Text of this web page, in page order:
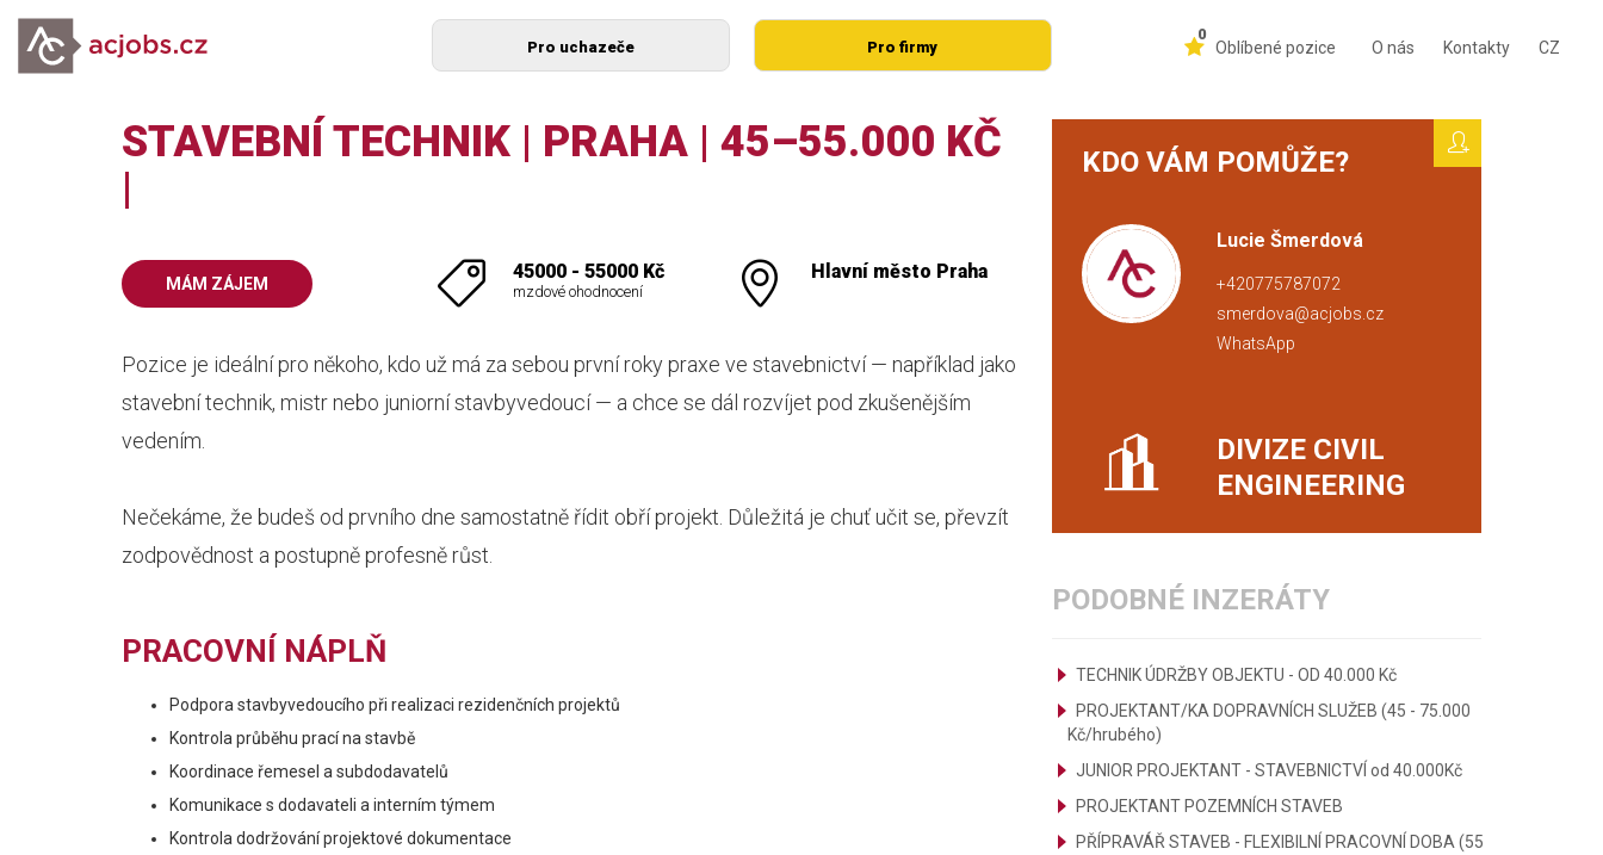
Pro uchazeče Pro firmy
0
Oblíbené pozice O nás Kontakty CZ
STAVEBNÍ TECHNIK | PRAHA | 45–55.000 KČ
|
MÁM ZÁJEM
45000 - 55000 Kč
mzdové ohodnocení
Hlavní město Praha
Pozice je ideální pro někoho, kdo už má za sebou první roky praxe ve stavebnictví — například jako
stavební technik, mistr nebo juniorní stavbyvedoucí — a chce se dál rozvíjet pod zkušenějším
vedením.
Nečekáme, že budeš od prvního dne samostatně řídit obří projekt. Důležitá je chuť učit se, převzít
zodpovědnost a postupně profesně růst.
PRACOVNÍ NÁPLŇ
Podpora stavbyvedoucího při realizaci rezidenčních projektů
Kontrola průběhu prací na stavbě
Koordinace řemesel a subdodavatelů
Komunikace s dodavateli a interním týmem
Kontrola dodržování projektové dokumentace
KDO VÁM POMŮŽE?
Lucie Šmerdová
+420775787072
smerdova@acjobs.cz
WhatsApp
DIVIZE CIVIL
ENGINEERING
PODOBNÉ INZERÁTY
TECHNIK ÚDRŽBY OBJEKTU - OD 40.000 Kč
PROJEKTANT/KA DOPRAVNÍCH SLUŽEB (45 - 75.000
Kč/hrubého)
JUNIOR PROJEKTANT - STAVEBNICTVÍ od 40.000Kč
PROJEKTANT POZEMNÍCH STAVEB
PŘÍPRAVÁŘ STAVEB - FLEXIBILNÍ PRACOVNÍ DOBA (55